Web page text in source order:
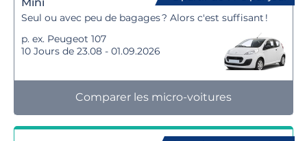
Seul ou avec peu de bagages ? Alors c'est suffisant !
p. ex. Peugeot 107
10 Jours de 23.08 - 01.09.2026
Comparer les micro-voitures